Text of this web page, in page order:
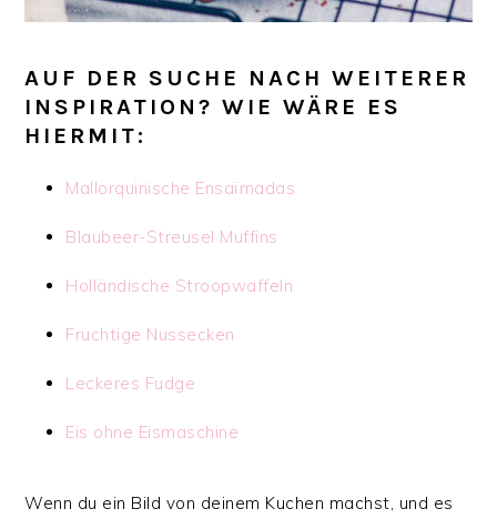
AUF DER SUCHE NACH WEITERER
INSPIRATION? WIE WÄRE ES
HIERMIT:
Mallorquinische Ensaïmadas
Blaubeer-Streusel Muffins
Holländische Stroopwaffeln
Fruchtige Nussecken
Leckeres Fudge
Eis ohne Eismaschine
Wenn du ein Bild von deinem Kuchen machst, und es